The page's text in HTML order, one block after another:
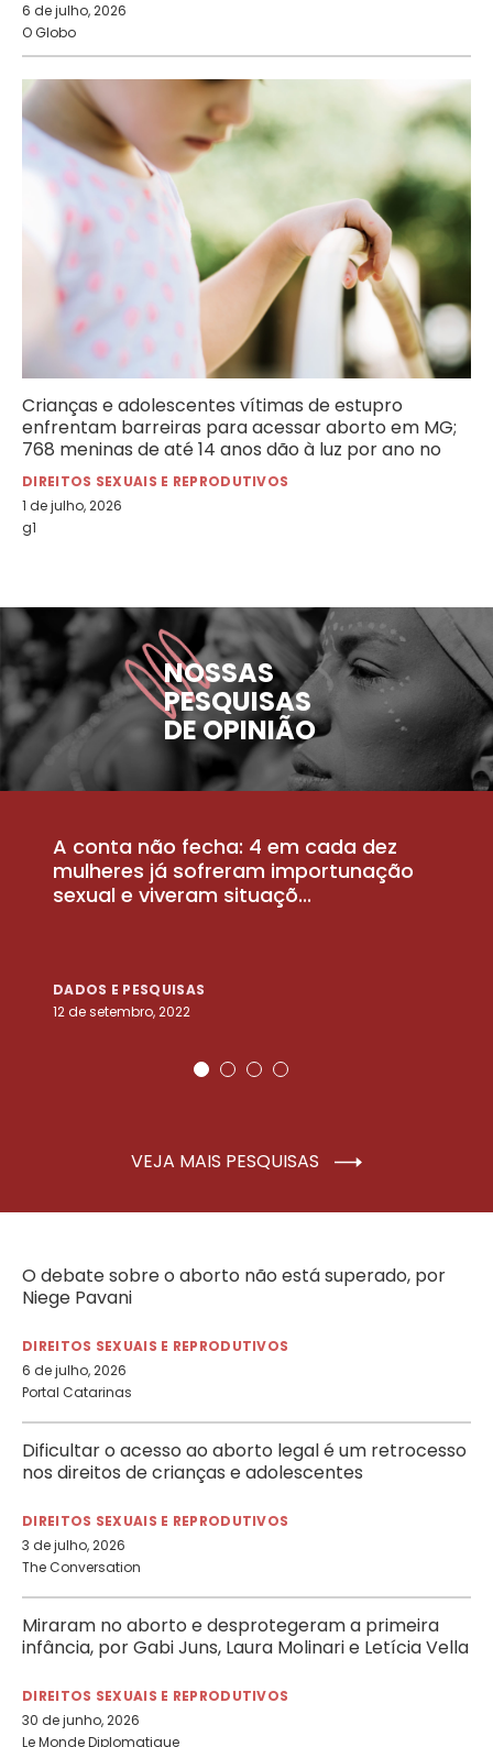
6 de julho, 2026
O Globo
Crianças e adolescentes vítimas de estupro
enfrentam barreiras para acessar aborto em MG;
768 meninas de até 14 anos dão à luz por ano no
estado
DIREITOS SEXUAIS E REPRODUTIVOS
1 de julho, 2026
g1
NOSSAS
PESQUISAS
DE OPINIÃO
A conta não fecha: 4 em cada dez
mulheres já sofreram importunação
sexual e viveram situaçõ...
DADOS E PESQUISAS
12 de setembro, 2022
VEJA MAIS PESQUISAS
O debate sobre o aborto não está superado, por
Niege Pavani
DIREITOS SEXUAIS E REPRODUTIVOS
6 de julho, 2026
Portal Catarinas
Dificultar o acesso ao aborto legal é um retrocesso
nos direitos de crianças e adolescentes
DIREITOS SEXUAIS E REPRODUTIVOS
3 de julho, 2026
The Conversation
Miraram no aborto e desprotegeram a primeira
infância, por Gabi Juns, Laura Molinari e Letícia Vella
DIREITOS SEXUAIS E REPRODUTIVOS
30 de junho, 2026
Le Monde Diplomatique